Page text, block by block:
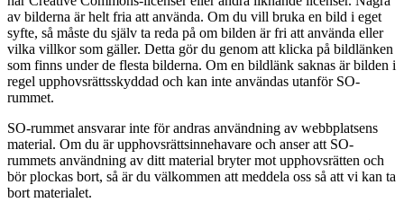
av bilderna är helt fria att använda. Om du vill bruka en bild i eget
syfte, så måste du själv ta reda på om bilden är fri att använda eller
vilka villkor som gäller. Detta gör du genom att klicka på bildlänken
som finns under de flesta bilderna. Om en bildlänk saknas är bilden i
regel upphovsrättsskyddad och kan inte användas utanför SO-
rummet.
SO-rummet ansvarar inte för andras användning av webbplatsens
material. Om du är upphovsrättsinnehavare och anser att SO-
rummets användning av ditt material bryter mot upphovsrätten och
bör plockas bort, så är du välkommen att meddela oss så att vi kan ta
bort materialet.